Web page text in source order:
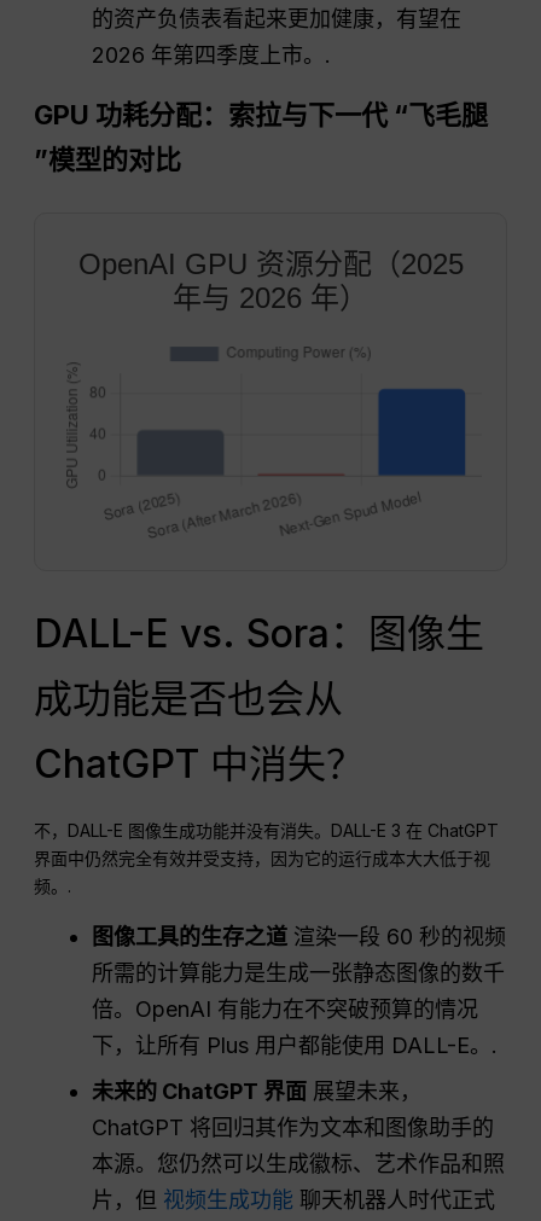
的资产负债表看起来更加健康，有望在
2026 年第四季度上市。.
GPU 功耗分配：索拉与下一代 “飞毛腿
”模型的对比
OpenAI GPU 资源分配（2025
年与 2026 年）
DALL-E vs. Sora：图像生
成功能是否也会从
ChatGPT 中消失？
不，DALL-E 图像生成功能并没有消失。DALL-E 3 在 ChatGPT
界面中仍然完全有效并受支持，因为它的运行成本大大低于视
频。.
图像工具的生存之道 渲染一段 60 秒的视频
所需的计算能力是生成一张静态图像的数千
倍。OpenAI 有能力在不突破预算的情况
下，让所有 Plus 用户都能使用 DALL-E。.
未来的 ChatGPT 界面 展望未来，
ChatGPT 将回归其作为文本和图像助手的
本源。您仍然可以生成徽标、艺术作品和照
片，但 视频生成功能 聊天机器人时代正式